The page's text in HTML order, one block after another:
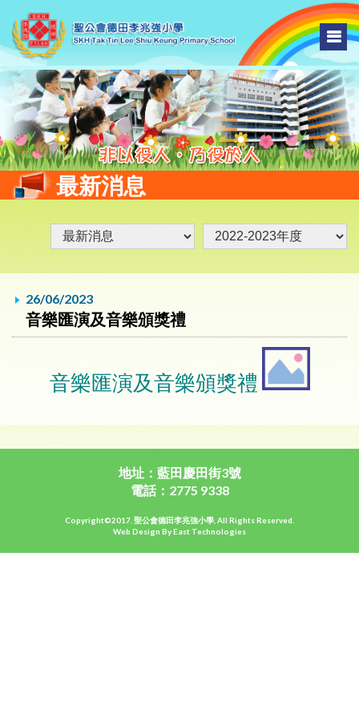
最新消息
26/06/2023
音樂匯演及音樂頒獎禮
音樂匯演及音樂頒獎禮
地址：藍田慶田街3號
電話：2775 9338
Copyright©2017. 聖公會德田李兆強小學, All Rights Reserved.
Web Design By East Technologies